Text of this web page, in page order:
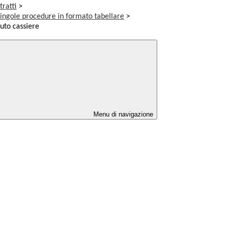
>
procedure in formato tabellare >
cassiere
Menu di navigazione